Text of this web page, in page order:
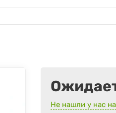
Не нашли у нас